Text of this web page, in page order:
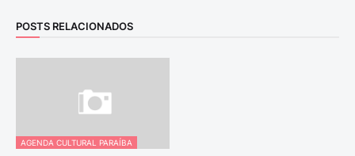
POSTS RELACIONADOS
AGENDA CULTURAL PARAÍBA